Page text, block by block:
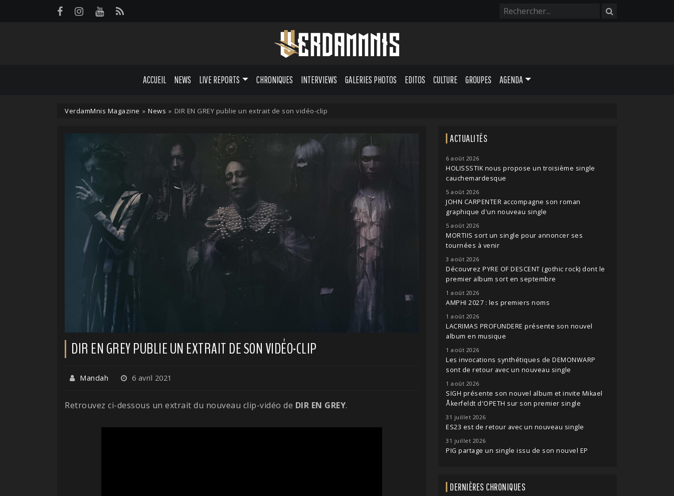
ACCUEIL NEWS LIVE REPORTS CHRONIQUES INTERVIEWS GALERIES PHOTOS EDITOS CULTURE GROUPES AGENDA
VerdamMnis Magazine » News » DIR EN GREY publie un extrait de son vidéo-clip
DIR EN GREY PUBLIE UN EXTRAIT DE SON VIDÉO-CLIP
Mandah 6 avril 2021
Retrouvez ci-dessous un extrait du nouveau clip-vidéo de DIR EN GREY.
ACTUALITÉS
6 août 2026
HOLISSSTIK nous propose un troisième single
cauchemardesque
5 août 2026
JOHN CARPENTER accompagne son roman
graphique d'un nouveau single
5 août 2026
MORTIIS sort un single pour annoncer ses
tournées à venir
3 août 2026
Découvrez PYRE OF DESCENT (gothic rock) dont le
premier album sort en septembre
1 août 2026
AMPHI 2027 : les premiers noms
1 août 2026
LACRIMAS PROFUNDERE présente son nouvel
album en musique
1 août 2026
Les invocations synthétiques de DEMONWARP
sont de retour avec un nouveau single
1 août 2026
SIGH présente son nouvel album et invite Mikael
Åkerfeldt d'OPETH sur son premier single
31 juillet 2026
ES23 est de retour avec un nouveau single
31 juillet 2026
PIG partage un single issu de son nouvel EP
DERNIÈRES CHRONIQUES
Panneau de gestion des cookies